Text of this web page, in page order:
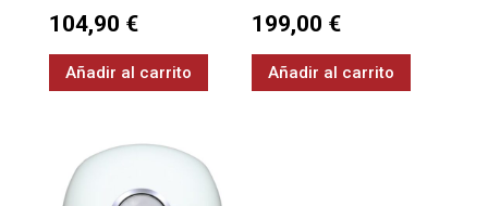
104,90 €
Añadir al carrito
199,00 €
Añadir al carrito